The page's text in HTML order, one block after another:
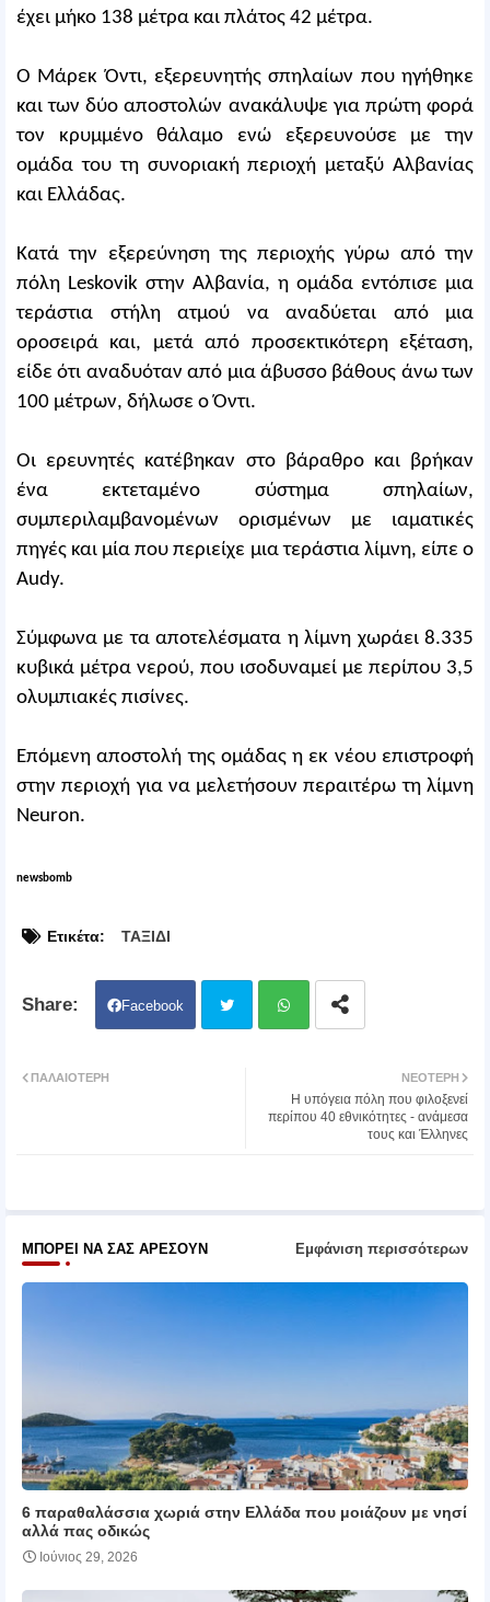
έχει μήκο 138 μέτρα και πλάτος 42 μέτρα.
Ο Μάρεκ Όντι, εξερευνητής σπηλαίων που ηγήθηκε
και των δύο αποστολών ανακάλυψε για πρώτη φορά
τον κρυμμένο θάλαμο ενώ εξερευνούσε με την
ομάδα του τη συνοριακή περιοχή μεταξύ Αλβανίας
και Ελλάδας.
Κατά την εξερεύνηση της περιοχής γύρω από την
πόλη Leskovik στην Αλβανία, η ομάδα εντόπισε μια
τεράστια στήλη ατμού να αναδύεται από μια
οροσειρά και, μετά από προσεκτικότερη εξέταση,
είδε ότι αναδυόταν από μια άβυσσο βάθους άνω των
100 μέτρων, δήλωσε ο Όντι.
Οι ερευνητές κατέβηκαν στο βάραθρο και βρήκαν
ένα εκτεταμένο σύστημα σπηλαίων,
συμπεριλαμβανομένων ορισμένων με ιαματικές
πηγές και μία που περιείχε μια τεράστια λίμνη, είπε ο
Audy.
Σύμφωνα με τα αποτελέσματα η λίμνη χωράει 8.335
κυβικά μέτρα νερού, που ισοδυναμεί με περίπου 3,5
ολυμπιακές πισίνες.
Επόμενη αποστολή της ομάδας η εκ νέου επιστροφή
στην περιοχή για να μελετήσουν περαιτέρω τη λίμνη
Neuron.
newsbomb
Ετικέτα: ΤΑΞΙΔΙ
Facebook
atsa
ΝΕΌΤΕΡΗ
Η υπόγεια πόλη που φιλοξενεί
περίπου 40 εθνικότητες ‑ ανάμεσα
τους και Έλληνες
ΠΑΛΑΙΌΤΕΡΗ
ΜΠΟΡΕΊ ΝΑ ΣΑΣ ΑΡΈΣΟΥΝ Εμφάνιση περισσότερων
6 παραθαλάσσια χωριά στην Ελλάδα που μοιάζουν με νησί
αλλά πας οδικώς
Ιούνιος 29, 2026